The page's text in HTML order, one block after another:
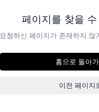
페이지를 찾을
요청하신 페이지가 존재하지 않
홈으로 돌아
이전 페이지